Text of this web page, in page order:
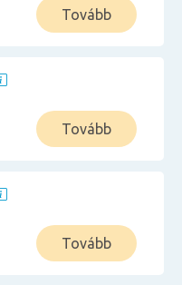
Tovább
Tovább
Tovább